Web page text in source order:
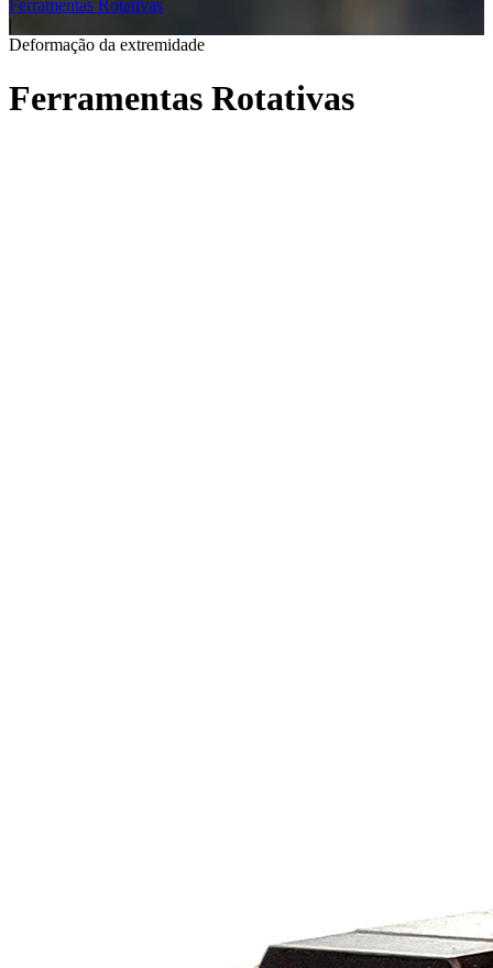
Ferramentas Rotativas
|
Deformação da extremidade
Ferramentas Rotativas